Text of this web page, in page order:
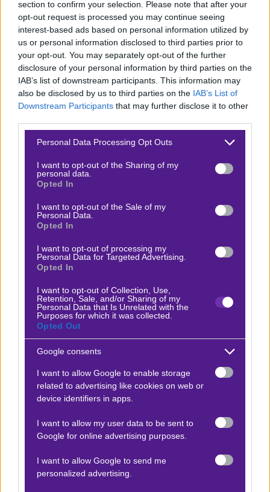
section to confirm your selection. Please note that after your
opt-out request is processed you may continue seeing
interest-based ads based on personal information utilized by
us or personal information disclosed to third parties prior to
your opt-out. You may separately opt-out of the further
disclosure of your personal information by third parties on the
IAB’s list of downstream participants. This information may
also be disclosed by us to third parties on the IAB’s List of
Downstream Participants that may further disclose it to other
Please note that this website/app uses one or more Google
not limited to your visit or usage behaviour. You may click to
grant or deny consent to Google and its third-party tags to
use your data for below specified purposes in below Google
consent section.
Personal Data Processing Opt Outs
I want to opt-out of the Sharing of my
personal data.
Opted In
I want to opt-out of the Sale of my
Personal Data.
Opted In
I want to opt-out of processing my
Personal Data for Targeted Advertising.
Opted In
I want to opt-out of Collection, Use,
Retention, Sale, and/or Sharing of my
Personal Data that Is Unrelated with the
Purposes for which it was collected.
Opted Out
Google consents
I want to allow Google to enable storage
related to advertising like cookies on web or
device identifiers in apps.
I want to allow my user data to be sent to
Google for online advertising purposes.
I want to allow Google to send me
personalized advertising.
(2-1), χαρίζοντας μια νίκη-ψυχολογική ένεση στο
σύνολο του Αρτέτα.
Που μπορώ να δω το Άρσεναλ –
Ολυμπιακός σε Live streaming*;
Το ματς θα μεταδοθεί από το Cosmote Sport 4 και του
Mega TV. Οι αγώνες του Champions League δεν
Streaming*, ωστόσο μπορείτε να δείτε ζωντανά την
λογαριασμό.
ΣΤΟΙΧΗΜΑΤΙΚΗ ΕΤΑΙΡΙΑ
Stoiximan Live
Pamestoixima.gr Live
Bet365 Live ΔΕΣ ΕΔΩ
Elabet Live ΔΕΣ ΕΔΩ
Fonbet Live ΔΕΣ ΕΔΩ
Netbet Live
*Ισχύουν όροι και προϋποθέσεις